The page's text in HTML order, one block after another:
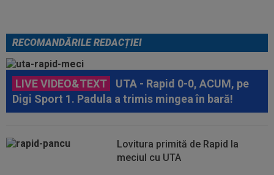
RECOMANDĂRILE REDACȚIEI
LIVE VIDEO&TEXT
UTA - Rapid 0-0, ACUM, pe
Digi Sport 1. Padula a trimis mingea în bară!
Lovitura primită de Rapid la
meciul cu UTA